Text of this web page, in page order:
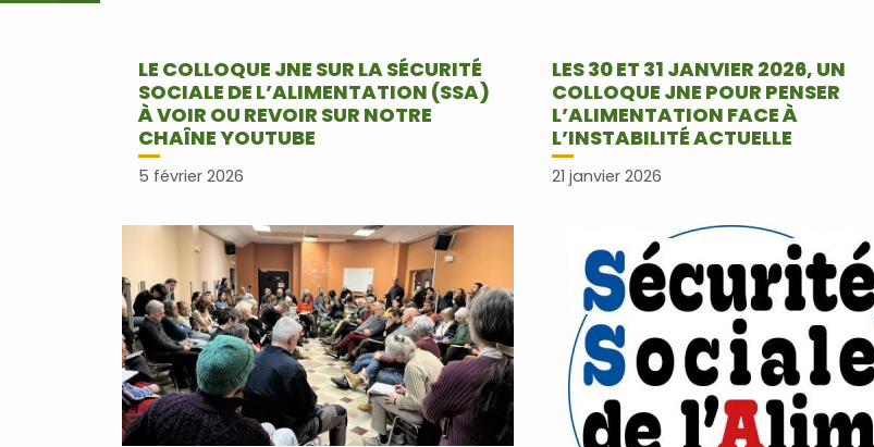
LE COLLOQUE JNE SUR LA SÉCURITÉ
SOCIALE DE L’ALIMENTATION (SSA)
À VOIR OU REVOIR SUR NOTRE
CHAÎNE YOUTUBE
5 février 2026
LES 30 ET 31 JANVIER 2026, UN
COLLOQUE JNE POUR PENSER
L’ALIMENTATION FACE À
L’INSTABILITÉ ACTUELLE
21 janvier 2026